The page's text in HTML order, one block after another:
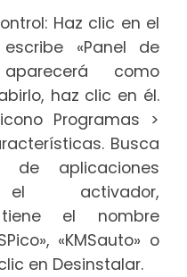
Haz clic en el
«Panel de
como
haz clic en él.
Programas >
Busca
aplicaciones
el activador,
tiene el nombre
«KMSauto» o
en Desinstalar.